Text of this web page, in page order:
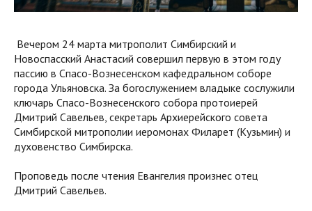
Вечером 24 марта митрополит Симбирский и
Новоспасский Анастасий совершил первую в этом году
пассию в Спасо-Вознесенском кафедральном соборе
города Ульяновска. За богослужением владыке сослужили
ключарь Спасо-Вознесенского собора протоиерей
Дмитрий Савельев, секретарь Архиерейского совета
Симбирской митрополии иеромонах Филарет (Кузьмин) и
духовенство Симбирска.
Проповедь после чтения Евангелия произнес отец
Дмитрий Савельев.